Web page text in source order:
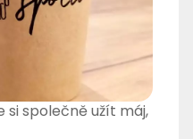
si společně užít máj,